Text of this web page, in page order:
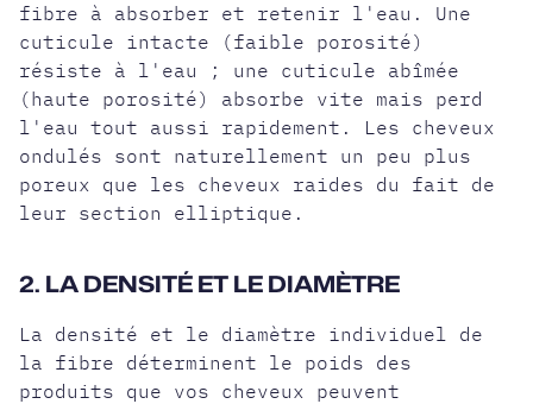
fibre à absorber et retenir l'eau. Une
cuticule intacte (faible porosité)
résiste à l'eau ; une cuticule abîmée
(haute porosité) absorbe vite mais perd
l'eau tout aussi rapidement. Les cheveux
ondulés sont naturellement un peu plus
poreux que les cheveux raides du fait de
leur section elliptique.
2. LA DENSITÉ ET LE DIAMÈTRE
La densité et le diamètre individuel de
la fibre déterminent le poids des
produits que vos cheveux peuvent